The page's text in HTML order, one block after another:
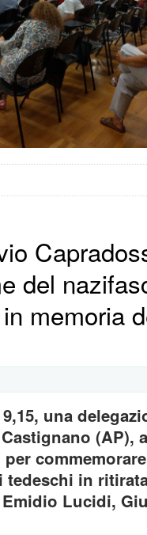
del
memoria
una
(AP),
in
Lucidi,